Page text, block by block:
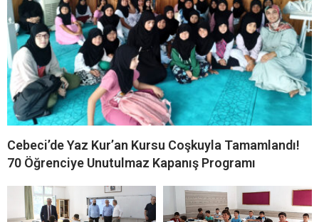
Cebeci’de Yaz Kur’an Kursu Coşkuyla Tamamlandı!
70 Öğrenciye Unutulmaz Kapanış Programı